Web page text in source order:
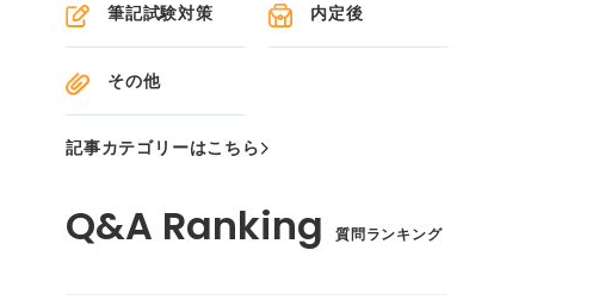
筆記試験対策 内定後
その他
記事カテゴリーはこちら
質問ランキング